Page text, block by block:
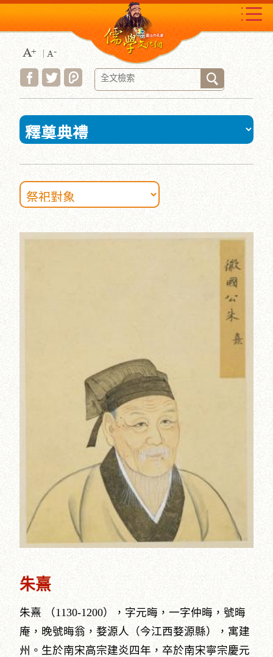
到
主
要
內
容
區
塊
:::
朱熹
朱熹 （1130-1200），字元晦，一字仲晦，號晦
庵，晚號晦翁，婺源人（今江西婺源縣），寓建
州。生於南宋高宗建炎四年，卒於南宋寧宗慶元